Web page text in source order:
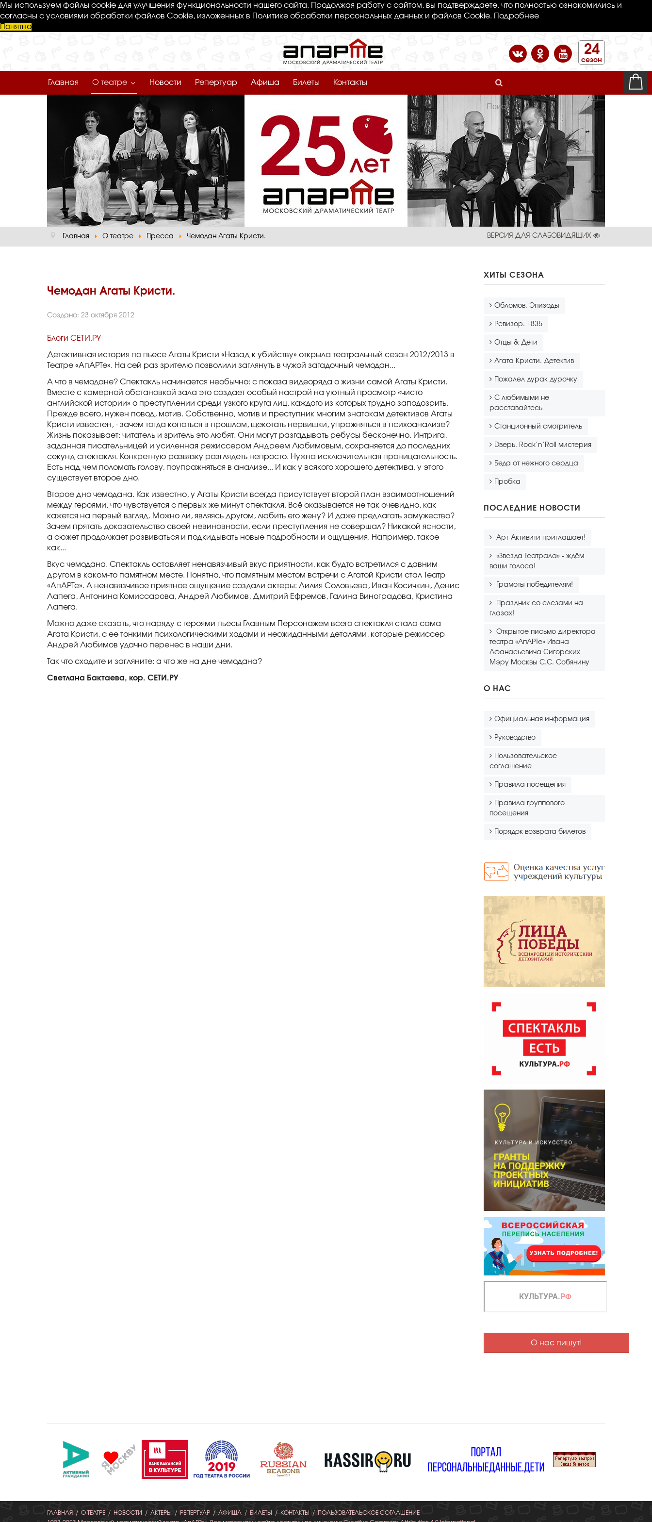
Мы используем файлы cookie для улучшения функциональности нашего сайта. Продолжая работу с сайтом, вы подтверждаете, что полностью ознакомились и
согласны с условиями обработки файлов Cookie, изложенных в Политике обработки персональных данных и файлов Cookie. Подробнее
Понятно
24
сезон
Главная О театре Новости Репертуар Афиша Билеты Контакты
Главная О театре Пресса Чемодан Агаты Кристи. ВЕРСИЯ ДЛЯ СЛАБОВИДЯЩИХ
Чемодан Агаты Кристи.
Создано: 23 октября 2012
Блоги СЕТИ.РУ
Детективная история по пьесе Агаты Кристи «Назад к убийству» открыла театральный сезон 2012/2013 в
Театре «АпАРТе». На сей раз зрителю позволили заглянуть в чужой загадочный чемодан...
А что в чемодане? Спектакль начинается необычно: с показа видеоряда о жизни самой Агаты Кристи.
Вместе с камерной обстановкой зала это создает особый настрой на уютный просмотр «чисто
английской истории» о преступлении среди узкого круга лиц, каждого из которых трудно заподозрить.
Прежде всего, нужен повод, мотив. Собственно, мотив и преступник многим знатокам детективов Агаты
Кристи известен, - зачем тогда копаться в прошлом, щекотать нервишки, упражняться в психоанализе?
Жизнь показывает: читатель и зритель это любят. Они могут разгадывать ребусы бесконечно. Интрига,
заданная писательницей и усиленная режиссером Андреем Любимовым, сохраняется до последних
секунд спектакля. Конкретную развязку разглядеть непросто. Нужна исключительная проницательность.
Есть над чем поломать голову, поупражняться в анализе... И как у всякого хорошего детектива, у этого
существует второе дно.
Второе дно чемодана. Как известно, у Агаты Кристи всегда присутствует второй план взаимоотношений
между героями, что чувствуется с первых же минут спектакля. Всё оказывается не так очевидно, как
кажется на первый взгляд. Можно ли, являясь другом, любить его жену? И даже предлагать замужество?
Зачем прятать доказательство своей невиновности, если преступления не совершал? Никакой ясности,
а сюжет продолжает развиваться и подкидывать новые подробности и ощущения. Например, такое
как...
Вкус чемодана. Спектакль оставляет ненавязчивый вкус приятности, как будто встретился с давним
другом в каком-то памятном месте. Понятно, что памятным местом встречи с Агатой Кристи стал Театр
«АпАРТе». А ненавязчивое приятное ощущение создали актеры: Лилия Соловьева, Иван Косичкин, Денис
Лапега, Антонина Комиссарова, Андрей Любимов, Дмитрий Ефремов, Галина Виноградова, Кристина
Лапега.
Можно даже сказать, что наряду с героями пьесы Главным Персонажем всего спектакля стала сама
Агата Кристи, с ее тонкими психологическими ходами и неожиданными деталями, которые режиссер
Андрей Любимов удачно перенес в наши дни.
Так что сходите и загляните: а что же на дне чемодана?
Светлана Бактаева, кор. СЕТИ.РУ
ХИТЫ СЕЗОНА
Обломов. Эпизоды
Ревизор. 1835
Отцы & Дети
Агата Кристи. Детектив
Пожалел дурак дурочку
С любимыми не
расставайтесь
Станционный смотритель
Dверь. Rock’n’Roll мистерия
Беда от нежного сердца
Пробка
ПОСЛЕДНИЕ НОВОСТИ
Арт-Активити приглашает!
«Звезда Театрала» - ждём
ваши голоса!
Грамоты победителям!
Праздник со слезами на
глазах!
Открытое письмо директора
театра «АпАРТе» Ивана
Афанасьевича Сигорских
Мэру Москвы С.С. Собянину
О НАС
Официальная информация
Руководство
Пользовательское
соглашение
Правила посещения
Правила группового
посещения
Порядок возврата билетов
О нас пишут!
ГЛАВНАЯ О ТЕАТРЕ НОВОСТИ АКТЕРЫ РЕПЕРТУАР АФИША БИЛЕТЫ КОНТАКТЫ
ПОЛЬЗОВАТЕЛЬСКОЕ СОГЛАШЕНИЕ